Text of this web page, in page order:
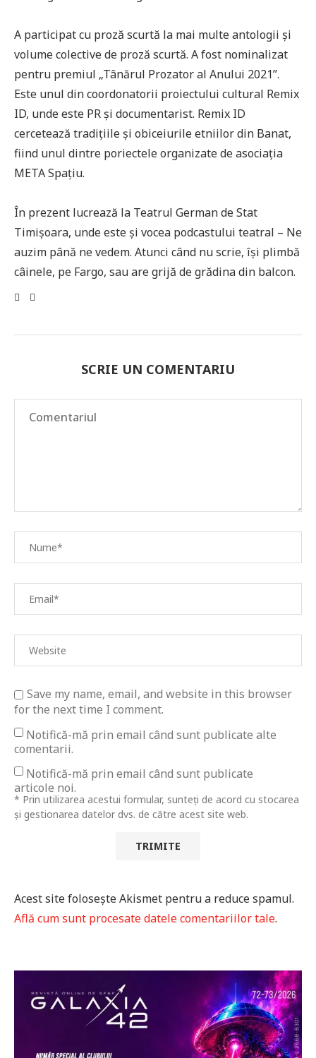
A participat cu proză scurtă la mai multe antologii și
volume colective de proză scurtă. A fost nominalizat
pentru premiul „Tânărul Prozator al Anului 2021”.
Este unul din coordonatorii proiectului cultural Remix
ID, unde este PR și documentarist. Remix ID
cercetează tradițiile și obiceiurile etniilor din Banat,
fiind unul dintre poriectele organizate de asociația
META Spațiu.
În prezent lucrează la Teatrul German de Stat
Timișoara, unde este și vocea podcastului teatral – Ne
auzim până ne vedem. Atunci când nu scrie, își plimbă
câinele, pe Fargo, sau are grijă de grădina din balcon.
SCRIE UN COMENTARIU
Save my name, email, and website in this browser
for the next time I comment.
Notifică-mă prin email când sunt publicate alte
comentarii.
Notifică-mă prin email când sunt publicate
articole noi.
* Prin utilizarea acestui formular, sunteți de acord cu stocarea
și gestionarea datelor dvs. de către acest site web.
Acest site folosește Akismet pentru a reduce spamul.
Află cum sunt procesate datele comentariilor tale.